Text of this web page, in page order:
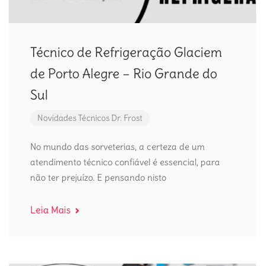
Técnico de Refrigeração Glaciem
de Porto Alegre – Rio Grande do
Sul
NovidadesTécnicos Dr. Frost
No mundo das sorveterias, a certeza de um
atendimento técnico confiável é essencial, para
não ter prejuízo. E pensando nisto
Leia Mais